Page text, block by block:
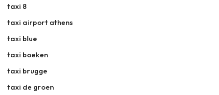
taxi 8
taxi airport athens
taxi blue
taxi boeken
taxi brugge
taxi de groen